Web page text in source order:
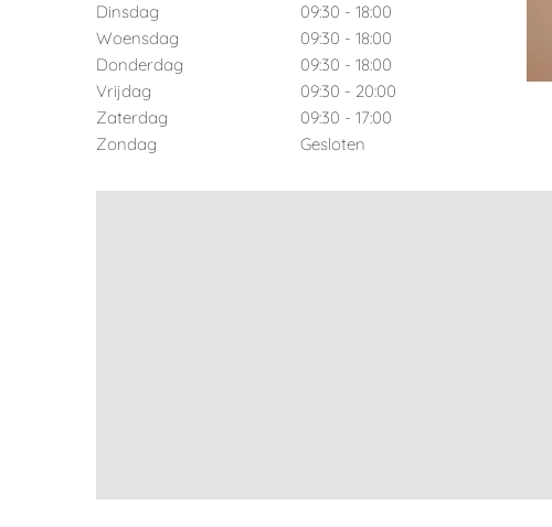
Dinsdag
09:30 - 18:00
Woensdag
09:30 - 18:00
Donderdag
09:30 - 18:00
Vrijdag
09:30 - 20:00
Zaterdag
09:30 - 17:00
Zondag
Gesloten